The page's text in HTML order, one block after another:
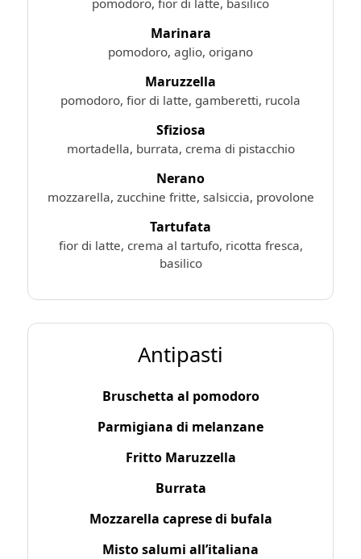
Marinara
pomodoro, aglio, origano
Maruzzella
pomodoro, fior di latte, gamberetti, rucola
Sfiziosa
mortadella, burrata, crema di pistacchio
Nerano
mozzarella, zucchine fritte, salsiccia, provolone
Tartufata
fior di latte, crema al tartufo, ricotta fresca,
basilico
Antipasti
Bruschetta al pomodoro
Parmigiana di melanzane
Fritto Maruzzella
Burrata
Mozzarella caprese di bufala
Misto salumi all’italiana